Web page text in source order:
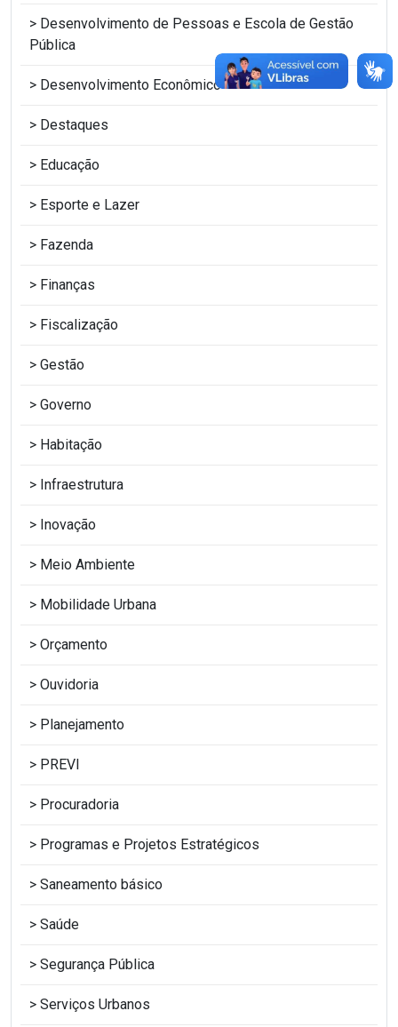
Desenvolvimento de Pessoas e Escola de Gestão
Pública
Desenvolvimento Econômico
Destaques
Educação
Esporte e Lazer
Fazenda
Finanças
Fiscalização
Gestão
Governo
Habitação
Infraestrutura
Inovação
Meio Ambiente
Mobilidade Urbana
Orçamento
Ouvidoria
Planejamento
PREVI
Procuradoria
Programas e Projetos Estratégicos
Saneamento básico
Saúde
Segurança Pública
Serviços Urbanos